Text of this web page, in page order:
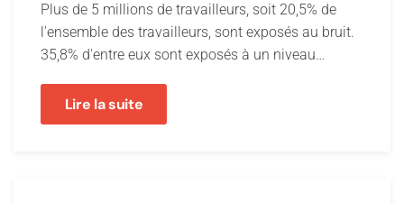
Plus de 5 millions de travailleurs, soit 20,5% de
l'ensemble des travailleurs, sont exposés au bruit.
35,8% d'entre eux sont exposés à un niveau…
Lire la suite